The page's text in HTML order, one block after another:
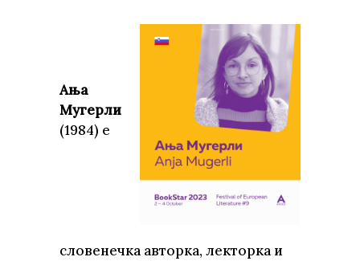
Ања
Мугерли
(1984) е
словенечка авторка, лекторка и